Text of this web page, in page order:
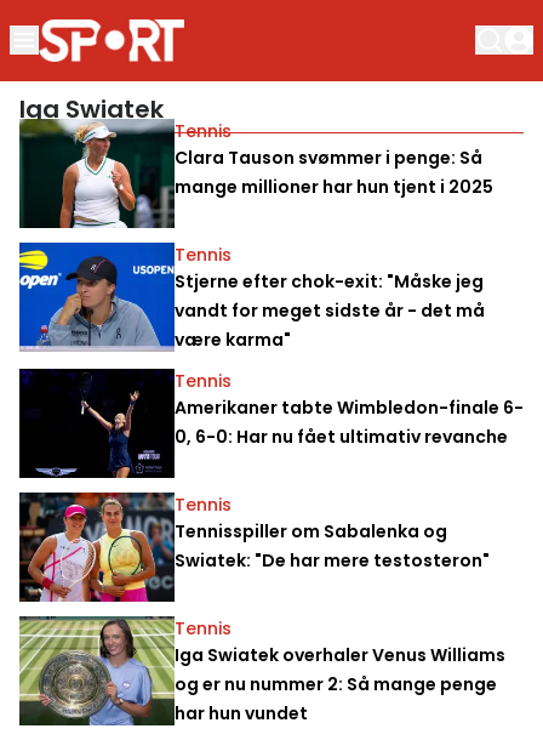
Iga Swiatek
Tennis
Clara Tauson svømmer i penge: Så
mange millioner har hun tjent i 2025
Tennis
Stjerne efter chok-exit: "Måske jeg
vandt for meget sidste år - det må
være karma"
Tennis
Amerikaner tabte Wimbledon-finale 6-
0, 6-0: Har nu fået ultimativ revanche
Tennis
Tennisspiller om Sabalenka og
Swiatek: "De har mere testosteron"
Tennis
Iga Swiatek overhaler Venus Williams
og er nu nummer 2: Så mange penge
har hun vundet